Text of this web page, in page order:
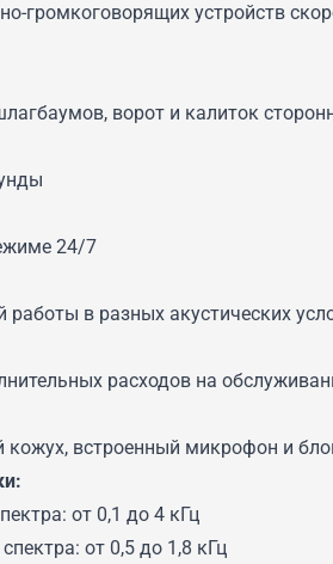
громкоговорящих устройств
ворот и калиток
24/7
в разных акустических
расходов на
встроенный микрофон и
от 0,1 до 4 кГц
от 0,5 до 1,8 кГц